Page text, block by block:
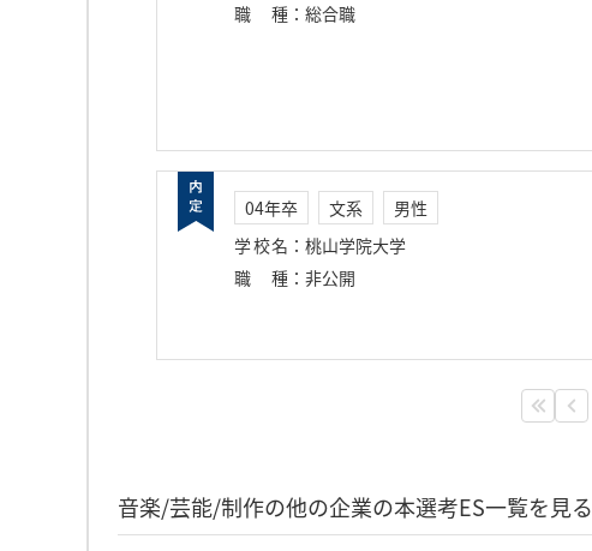
職種 ： 総合職
04年卒 文系
男性
学校名 ： 桃山学院大学
職種 ： 非公開
音楽/芸能/制作の他の企業の本選考ES一覧を見る